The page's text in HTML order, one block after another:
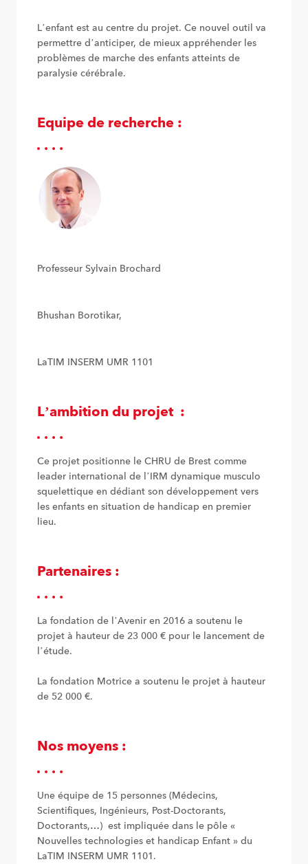
L’enfant est au centre du projet. Ce nouvel outil va
permettre d’anticiper, de mieux appréhender les
problèmes de marche des enfants atteints de
paralysie cérébrale.
Equipe de recherche :
Professeur Sylvain Brochard
Bhushan Borotikar,
LaTIM INSERM UMR 1101
L’ambition du projet :
Ce projet positionne le CHRU de Brest comme
leader international de l’IRM dynamique musculo
squelettique en dédiant son développement vers
les enfants en situation de handicap en premier
lieu.
Partenaires :
La fondation de l’Avenir en 2016 a soutenu le
projet à hauteur de 23 000 € pour le lancement de
l’étude.
La fondation Motrice a soutenu le projet à hauteur
de 52 000 €.
Nos moyens :
Une équipe de 15 personnes (Médecins,
Scientifiques, Ingénieurs, Post-Doctorants,
Doctorants,…) est impliquée dans le pôle «
Nouvelles technologies et handicap Enfant » du
LaTIM INSERM UMR 1101.